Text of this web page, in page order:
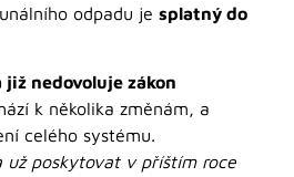
odpadu je splatný do
nedovoluje zákon
k několika změnám, a
celého systému.
už poskytovat v příštím roce